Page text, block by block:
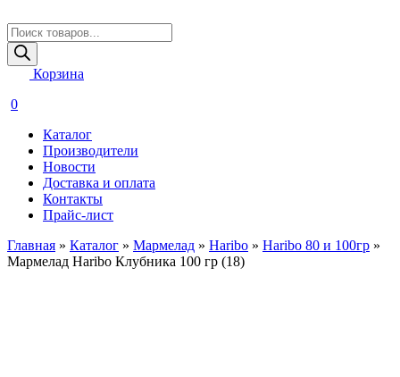
Поиск
товаров
Корзина
0
Каталог
Производители
Новости
Доставка и оплата
Контакты
Прайс-лист
Главная » Каталог » Мармелад » Haribo » Haribo 80 и 100гр »
Мармелад Haribo Клубника 100 гр (18)